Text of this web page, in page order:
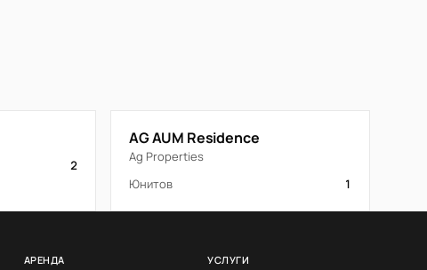
2
AG AUM Residence
Ag Properties
Юнитов
1
АРЕНДА УСЛУГИ